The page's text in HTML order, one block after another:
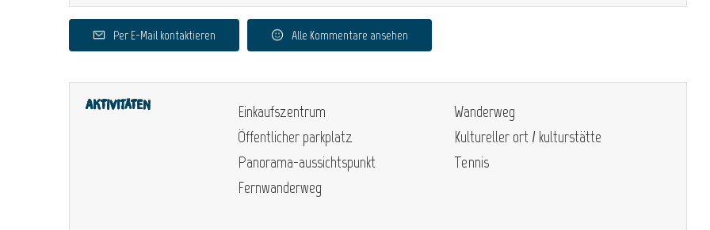
Per E-Mail kontaktieren Alle Kommentare ansehen
Aktivitäten
Einkaufszentrum
Öffentlicher parkplatz
Panorama-aussichtspunkt
Fernwanderweg
Wanderweg
Kultureller ort / kulturstätte
Tennis